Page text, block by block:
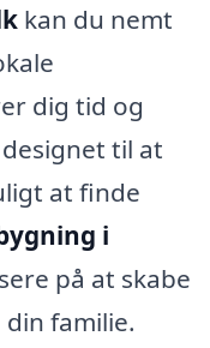
kan du nemt
dig tid og
til at
at finde
i
på at skabe
familie.